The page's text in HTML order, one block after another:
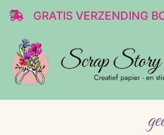
GRATIS VERZENDING